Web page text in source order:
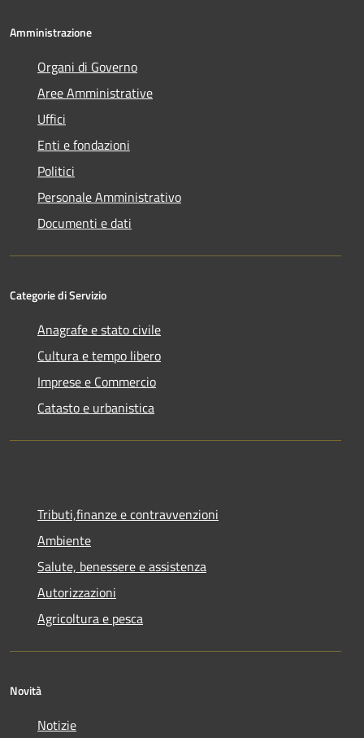
Amministrazione
Organi di Governo
Aree Amministrative
Uffici
Enti e fondazioni
Politici
Personale Amministrativo
Documenti e dati
Categorie di Servizio
Anagrafe e stato civile
Cultura e tempo libero
Imprese e Commercio
Catasto e urbanistica
Tributi,finanze e contravvenzioni
Ambiente
Salute, benessere e assistenza
Autorizzazioni
Agricoltura e pesca
Novità
Notizie